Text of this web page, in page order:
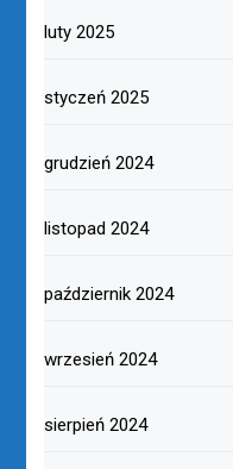
luty 2025
styczeń 2025
grudzień 2024
listopad 2024
październik 2024
wrzesień 2024
sierpień 2024